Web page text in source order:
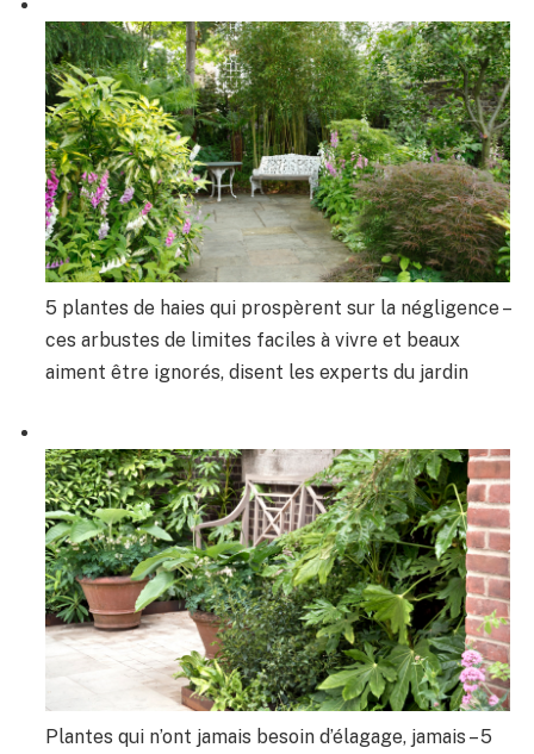
5 plantes de haies qui prospèrent sur la négligence –
ces arbustes de limites faciles à vivre et beaux
aiment être ignorés, disent les experts du jardin
Plantes qui n’ont jamais besoin d’élagage, jamais – 5